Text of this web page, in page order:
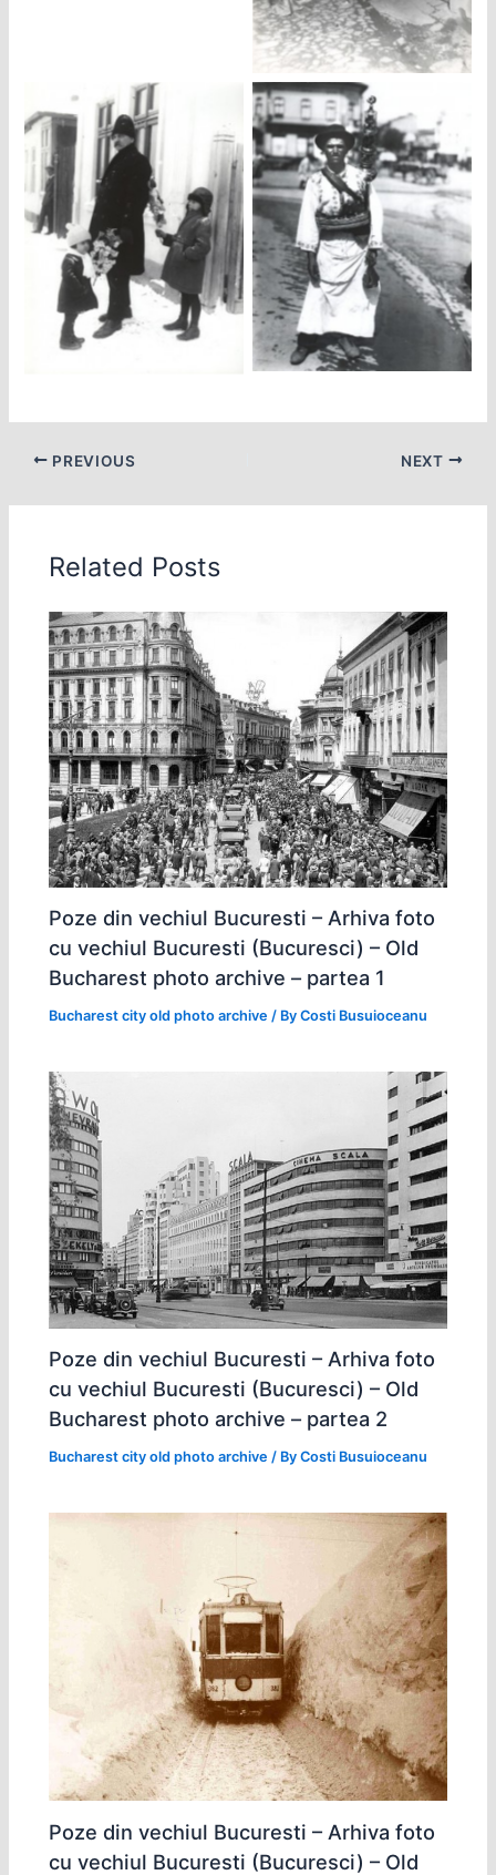
PREVIOUS NEXT
Related Posts
Poze din vechiul Bucuresti – Arhiva foto
cu vechiul Bucuresti (Bucuresci) – Old
Bucharest photo archive – partea 1
Bucharest city old photo archive / ByCosti Busuioceanu
Poze din vechiul Bucuresti – Arhiva foto
cu vechiul Bucuresti (Bucuresci) – Old
Bucharest photo archive – partea 2
Bucharest city old photo archive / ByCosti Busuioceanu
Poze din vechiul Bucuresti – Arhiva foto
cu vechiul Bucuresti (Bucuresci) – Old